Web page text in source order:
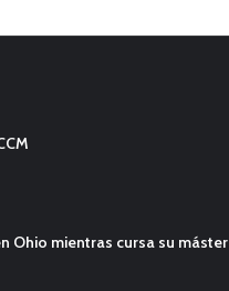
Ohio mientras cursa su máster